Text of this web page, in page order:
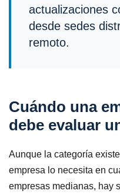
actualizaciones
desde sedes
remoto.
Cuándo una
debe evaluar
Aunque la categoría
empresa lo necesita en
empresas medianas, hay